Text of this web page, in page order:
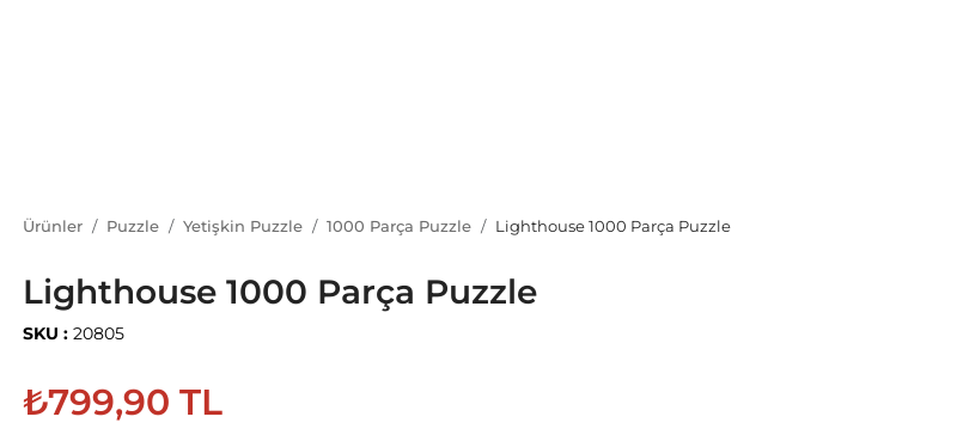
Ürünler Puzzle Yetişkin Puzzle 1000 Parça Puzzle Lighthouse 1000 Parça Puzzle
Lighthouse 1000 Parça Puzzle
SKU : 20805
₺799,90 TL